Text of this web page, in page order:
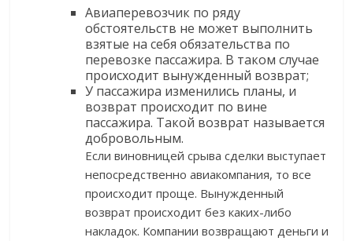
Авиаперевозчик по ряду
обстоятельств не может выполнить
взятые на себя обязательства по
перевозке пассажира. В таком случае
происходит вынужденный возврат;
У пассажира изменились планы, и
возврат происходит по вине
пассажира. Такой возврат называется
добровольным.
Если виновницей срыва сделки выступает
непосредственно авиакомпания, то все
происходит проще. Вынужденный
возврат происходит без каких-либо
накладок. Компании возвращают деньги и